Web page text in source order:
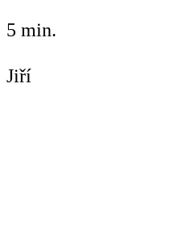
5 min.
Jiří